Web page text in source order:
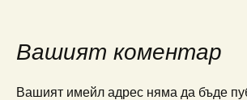
Вашият коментар
Вашият имейл адрес няма да бъде